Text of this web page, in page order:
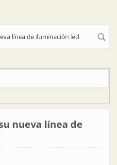
línea de iluminación led
nueva línea de